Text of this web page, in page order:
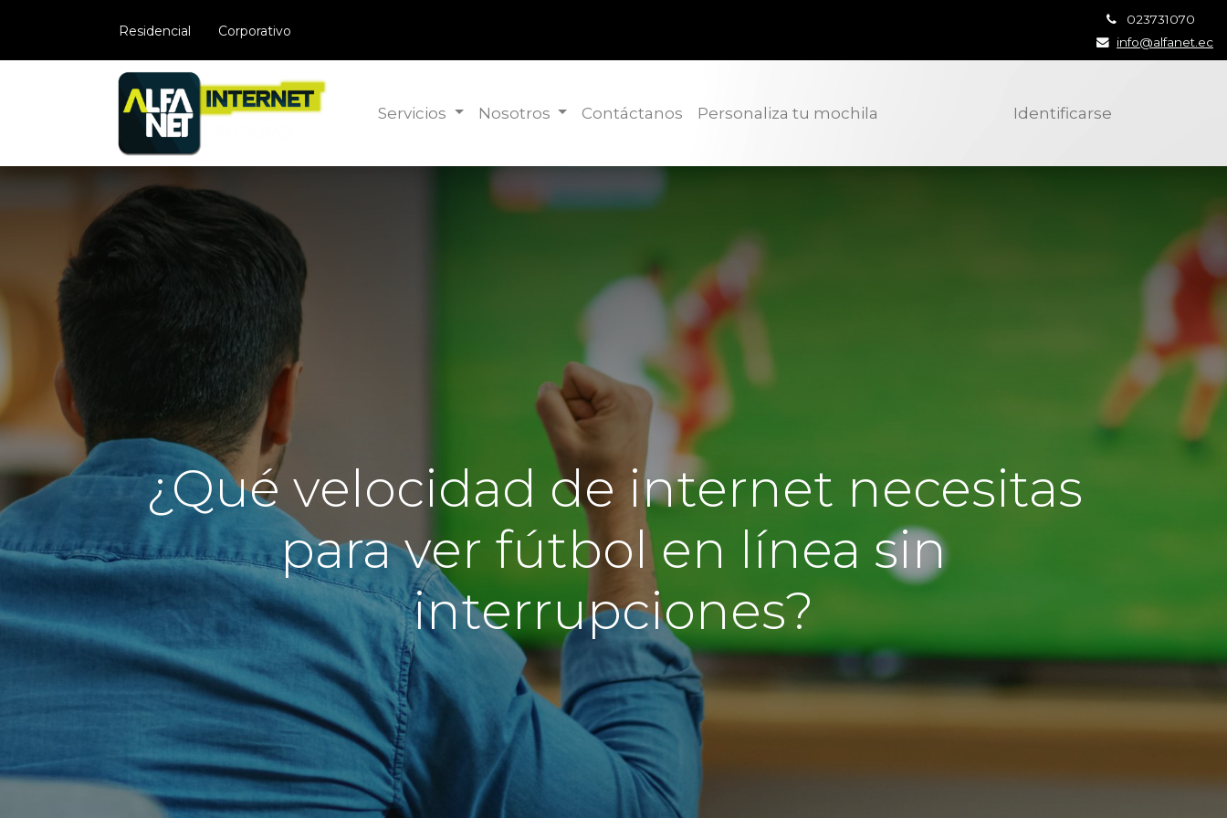
​Residencial Corporativo
023731070
info@alfanet.ec
Servicios Nosotros Contáctanos Personaliza tu mochila Identificarse
¿Qué velocidad de internet necesitas
para ver fútbol en línea sin
interrupciones?